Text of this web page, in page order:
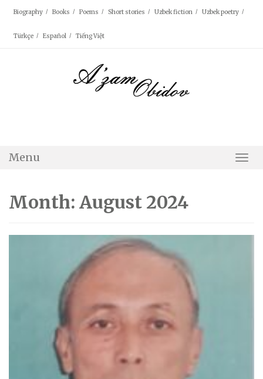
Biography Books Poems Short stories Uzbek fiction Uzbek poetry
Türkçe Español Tiếng Việt
Menu
Month: August 2024